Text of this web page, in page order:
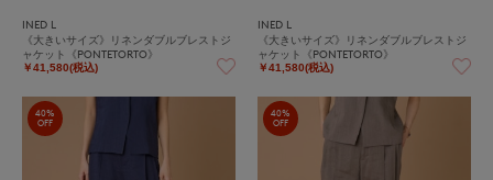
INED L
《大きいサイズ》リネンダブルブレストジ
ャケット《PONTETORTO》
￥41,580(税込)
INED L
《大きいサイズ》リネンダブルブレストジ
ャケット《PONTETORTO》
￥41,580(税込)
40%
OFF
40%
OFF